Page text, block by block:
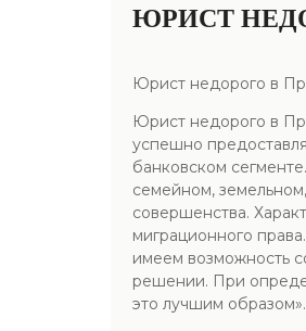
ЮРИСТ
Юрист недорого в
Юрист недорого в
успешно
банковском
семейном,
совершенства.
миграционного
имеем возможность
решении. При
это лучшим